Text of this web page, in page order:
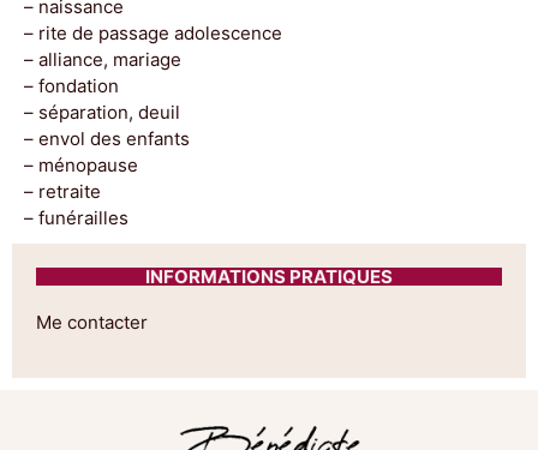
– naissance
– rite de passage adolescence
– alliance, mariage
– fondation
– séparation, deuil
– envol des enfants
– ménopause
– retraite
– funérailles
INFORMATIONS PRATIQUES
Me contacter